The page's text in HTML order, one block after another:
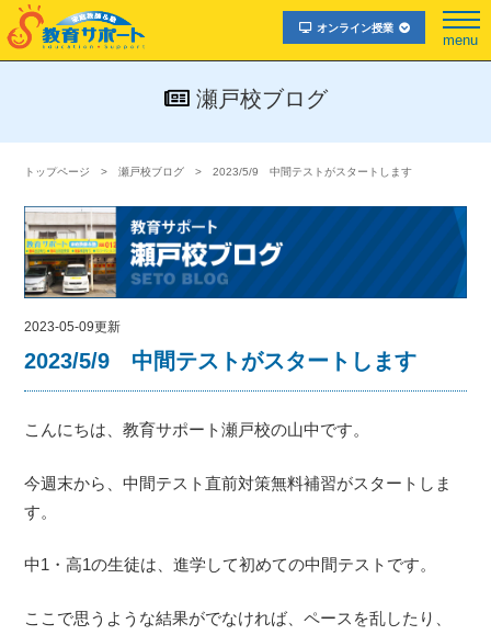
オンライン授業
menu
瀬戸校ブログ
トップページ 瀬戸校ブログ 2023/5/9 中間テストがスタートします
2023-05-09更新
2023/5/9 中間テストがスタートします
こんにちは、教育サポート瀬戸校の山中です。
今週末から、中間テスト直前対策無料補習がスタートしま
す。
中1・高1の生徒は、進学して初めての中間テストです。
ここで思うような結果がでなければ、ペースを乱したり、